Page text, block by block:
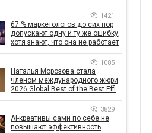
1421
67 % маркетологов до сих пор
допускают одну и ту же ошибку,
хотя знают, что она не работает
1085
Наталья Морозова стала
членом международного жюри
2026 Global Best of the Best Effie
3829
AI-креативы сами по себе не
повышают эффективность